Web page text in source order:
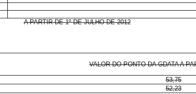
A PARTIR DE 1ºDE JULHO DE 2012
VALOR DO PONTO DA GDATA A
53,75
52,23